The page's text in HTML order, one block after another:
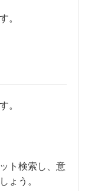
。
。
ト検索し、意
ょう。